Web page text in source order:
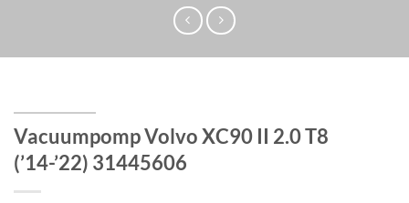
Vacuumpomp Volvo XC90 II 2.0 T8
(’14-’22) 31445606